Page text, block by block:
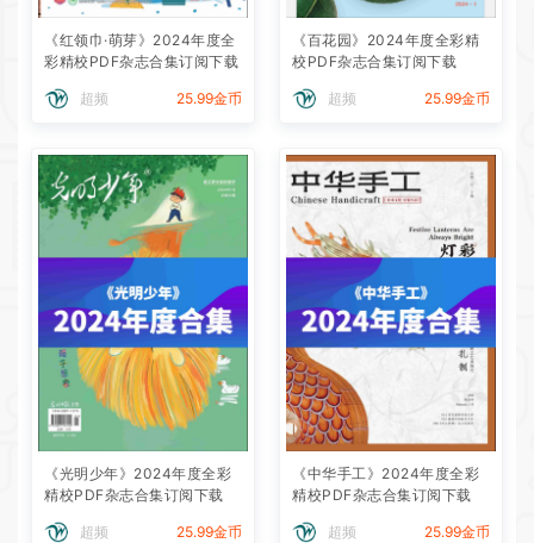
《红领巾·萌芽》2024年度全
彩精校PDF杂志合集订阅下载
超频 25.99金币
《百花园》2024年度全彩精
校PDF杂志合集订阅下载
超频 25.99金币
《光明少年》2024年度全彩
精校PDF杂志合集订阅下载
超频 25.99金币
《中华手工》2024年度全彩
精校PDF杂志合集订阅下载
超频 25.99金币